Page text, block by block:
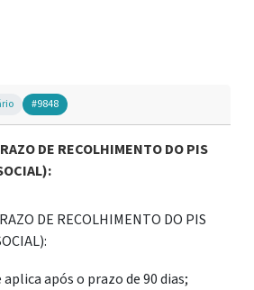
#9848
DE RECOLHIMENTO DO PIS
DE RECOLHIMENTO DO PIS
após o prazo de 90 dias;